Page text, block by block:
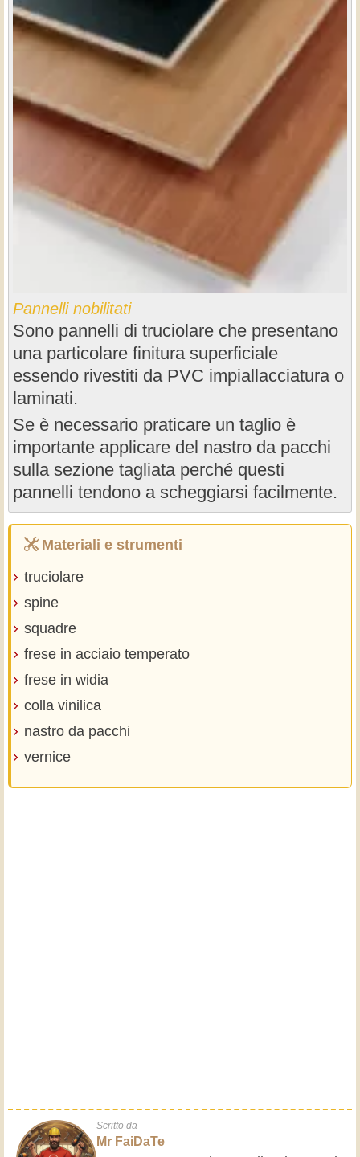
Pannelli nobilitati
Sono pannelli di truciolare che presentano
una particolare finitura superficiale
essendo rivestiti da PVC impiallacciatura o
laminati.
Se è necessario praticare un taglio è
importante applicare del nastro da pacchi
sulla sezione tagliata perché questi
pannelli tendono a scheggiarsi facilmente.
Materiali e strumenti
truciolare
spine
squadre
frese in acciaio temperato
frese in widia
colla vinilica
nastro da pacchi
vernice
Scritto da
Mr FaiDaTe